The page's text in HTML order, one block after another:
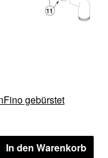
gebürstet
In den Warenkorb